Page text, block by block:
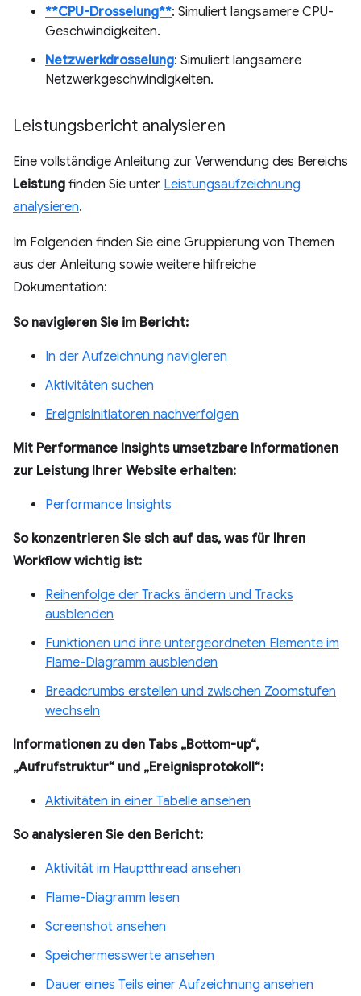
**CPU-Drosselung**: Simuliert langsamere CPU-
Geschwindigkeiten.
Netzwerkdrosselung: Simuliert langsamere
Netzwerkgeschwindigkeiten.
Leistungsbericht analysieren
Eine vollständige Anleitung zur Verwendung des Bereichs
Leistung finden Sie unter Leistungsaufzeichnung
analysieren.
Im Folgenden finden Sie eine Gruppierung von Themen
aus der Anleitung sowie weitere hilfreiche
Dokumentation:
So navigieren Sie im Bericht:
In der Aufzeichnung navigieren
Aktivitäten suchen
Ereignisinitiatoren nachverfolgen
Mit Performance Insights umsetzbare Informationen
zur Leistung Ihrer Website erhalten:
Performance Insights
So konzentrieren Sie sich auf das, was für Ihren
Workflow wichtig ist:
Reihenfolge der Tracks ändern und Tracks
ausblenden
Funktionen und ihre untergeordneten Elemente im
Flame-Diagramm ausblenden
Breadcrumbs erstellen und zwischen Zoomstufen
wechseln
Informationen zu den Tabs „Bottom-up“,
„Aufrufstruktur“ und „Ereignisprotokoll“:
Aktivitäten in einer Tabelle ansehen
So analysieren Sie den Bericht:
Aktivität im Hauptthread ansehen
Flame-Diagramm lesen
Screenshot ansehen
Speichermesswerte ansehen
Dauer eines Teils einer Aufzeichnung ansehen